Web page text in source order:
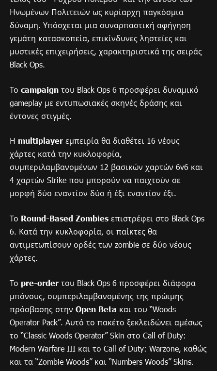
Ηνωμένων Πολιτειών ως κυρίαρχη παγκόσμια
δύναμη. Υπόσχεται μια συναρπαστική αφήγηση
γεμάτη κατασκοπεία, επικίνδυνες ληστείες και
μυστικές επιχειρήσεις, χαρακτηριστικά της σειράς
Black Ops.
Το campaign του Black Ops 6 προσφέρει δυναμικό
gameplay με εντυπωσιακές σκηνές δράσης και
έντονες στιγμές.
Η multiplayer εμπειρία θα διαθέτει 16 νέους
χάρτες κατά την κυκλοφορία,
συμπεριλαμβανομένων 12 βασικών χαρτών 6v6 και
4 χαρτών Strike που μπορούν να παιχτούν σε
μορφή δύο εναντίον δύο ή έξι εναντίον έξι.
Το Round-Based Zombies επιστρέφει στο Black Ops
6. Κατά την κυκλοφορία, οι παίκτες θα
αντιμετωπίσουν ορδές των zombie σε δύο νέους
χάρτες.
Το pre-order του Black Ops 6 προσφέρει διάφορα
μπόνους, συμπεριλαμβανομένης της πρώιμης
πρόσβασης στην Open Beta και του “Woods
Operator Pack”. Αυτό το πακέτο ξεκλειδώνει αμέσως
το “Classic Woods Operator” Skin στο Call of Duty:
Modern Warfare III και το Call of Duty: Warzone, καθώς
και τα “Zombie Woods” και “Numbers Woods” Skins.